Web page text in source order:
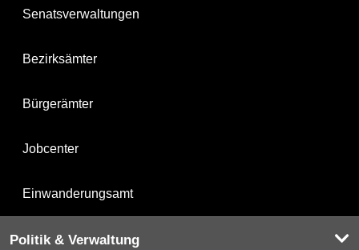
Senatsverwaltungen
Bezirksämter
Bürgerämter
Jobcenter
Einwanderungsamt
Politik & Verwaltung